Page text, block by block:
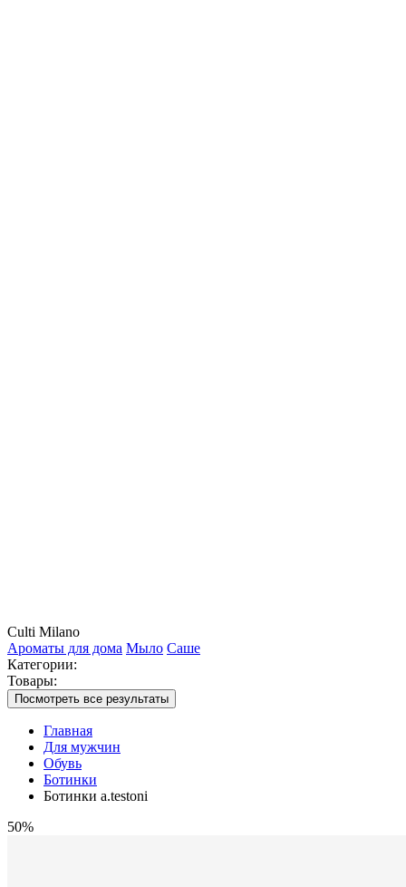
Culti Milano
Ароматы для дома Мыло Саше
Категории:
Товары:
Посмотреть все результаты
Главная
Для мужчин
Обувь
Ботинки
Ботинки a.testoni
50%